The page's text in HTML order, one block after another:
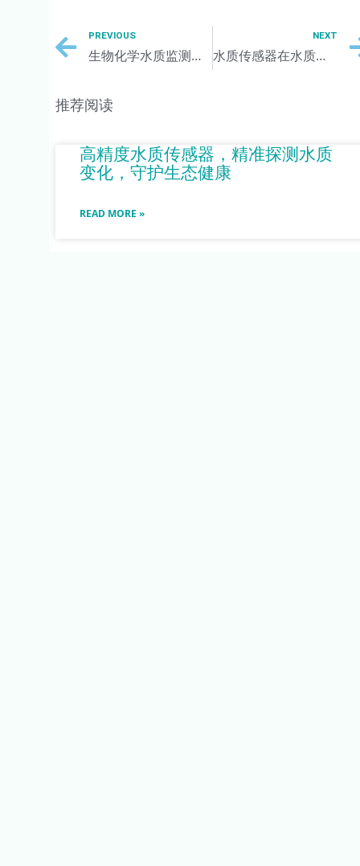
PREVIOUS
生物化学水质监测传感器的性能优化研究
NEXT
水质传感器在水质监测中的作用和重要性
推荐阅读
高精度水质传感器，精准探测水质
变化，守护生态健康
READ MORE »